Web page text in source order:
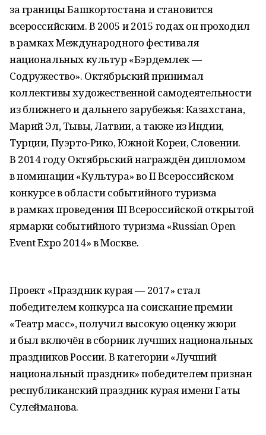
за границы Башкортостана и становится
всероссийским. В 2005 и 2015 годах он проходил
в рамках Международного фестиваля
национальных культур «Бэрдемлек —
Содружество». Октябрьский принимал
коллективы художественной самодеятельности
из ближнего и дальнего зарубежья: Казахстана,
Марий Эл, Тывы, Латвии, а также из Индии,
Турции, Пуэрто-Рико, Южной Кореи, Словении.
В 2014 году Октябрьский награждён дипломом
в номинации «Культура» во II Всероссийском
конкурсе в области событийного туризма
в рамках проведения III Всероссийской открытой
ярмарки событийного туризма «Russian Open
Event Expo 2014» в Москве.
Проект «Праздник курая — 2017» стал
победителем конкурса на соискание премии
«Театр масс», получил высокую оценку жюри
и был включён в сборник лучших национальных
праздников России. В категории «Лучший
национальный праздник» победителем признан
республиканский праздник курая имени Гаты
Сулейманова.